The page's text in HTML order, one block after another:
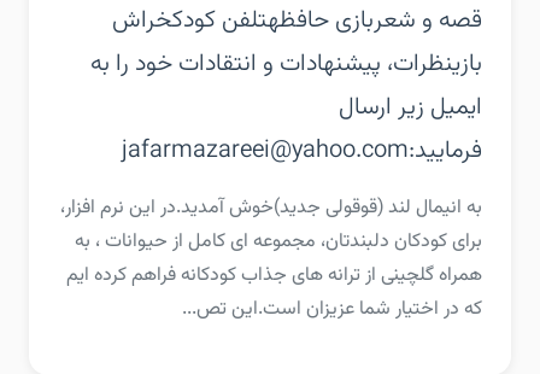
قصه و شعر‏بازی حافظه‏تلفن کودک‏خراش
بازی‏نظرات، پیشنهادات و انتقادات خود را به
ایمیل زیر ارسال
فرمایید:‏jafarmazareei@yahoo.com
‏‏به انیمال لند (قوقولی جدید)خوش آمدید.‏در این نرم افزار،
برای کودکان دلبندتان، مجموعه ای کامل از حیوانات ، به
همراه گلچینی از ترانه های جذاب کودکانه فراهم کرده ایم
که در اختیار شما عزیزان است.‏این تص...